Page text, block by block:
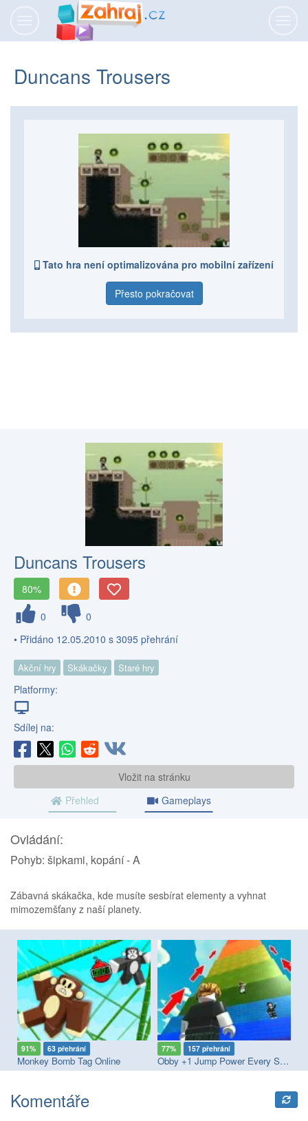
Duncans Trousers
Tato hra není optimalizována pro mobilní zařízení
Přesto pokračovat
Duncans Trousers
80%
0
0
• Přidáno 12.05.2010 s 3095 přehrání
Akční hry Skákačky Staré hry
Platformy:
Sdílej na:
Vložit na stránku
Přehled
Gameplays
Ovládání:
Pohyb: šipkami, kopání - A
Zábavná skákačka, kde musíte sesbírat elementy a vyhnat
mimozemšťany z naší planety.
91% 63 přehrání
Monkey Bomb Tag Online
77% 157 přehrání
Obby +1 Jump Power Every Second
Komentáře